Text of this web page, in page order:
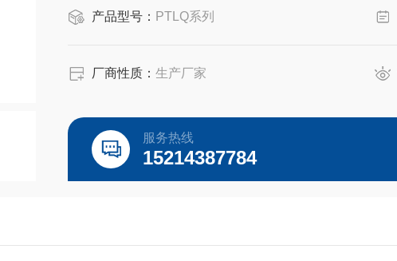
产品型号： PTLQ系列
厂商性质： 生产厂家
服务热线
15214387784